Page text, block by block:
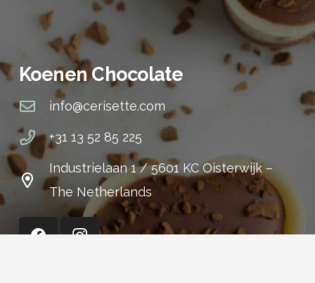
Koenen Chocolate
info@cerisette.com
+31 13 52 85 225
Industrielaan 1 / 5601 KC Oisterwijk –
The Netherlands